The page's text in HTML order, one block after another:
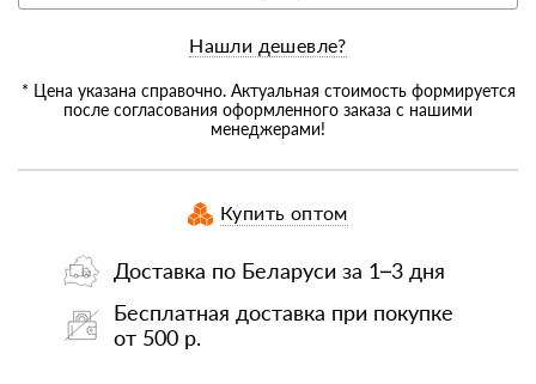
Нашли дешевле?
* Цена указана справочно. Актуальная стоимость формируется
после согласования оформленного заказа с нашими
менеджерами!
Купить оптом
Доставка по Беларуси за 1–3 дня
Бесплатная доставка при покупке
от 500 р.